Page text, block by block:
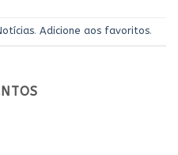
. Adicione aos favoritos.